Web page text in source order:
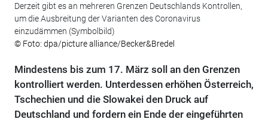
Derzeit gibt es an mehreren Grenzen Deutschlands Kontrollen,
um die Ausbreitung der Varianten des Coronavirus
einzudämmen (Symbolbild)
© Foto: dpa/picture alliance/Becker&Bredel
Mindestens bis zum 17. März soll an den Grenzen
kontrolliert werden. Unterdessen erhöhen Österreich,
Tschechien und die Slowakei den Druck auf
Deutschland und fordern ein Ende der eingeführten